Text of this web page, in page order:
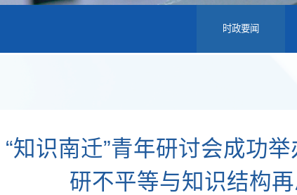
时政要闻
“知识南迁”青年研讨会成功
研不平等与知识结构